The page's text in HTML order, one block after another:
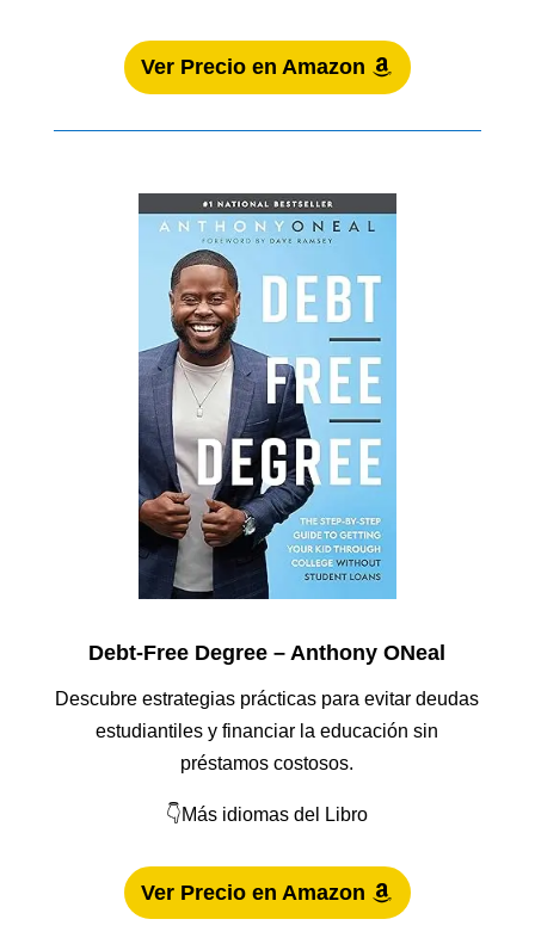
Ver Precio en Amazon
Debt-Free Degree – Anthony ONeal
Descubre estrategias prácticas para evitar deudas
estudiantiles y financiar la educación sin
préstamos costosos.
👇Más idiomas del Libro
Ver Precio en Amazon